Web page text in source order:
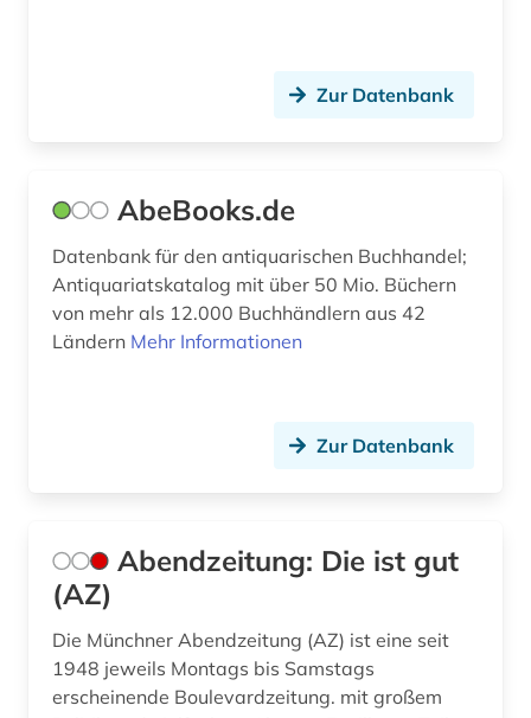
betriebsdaten (1)
betriebsrat (1)
betriebswirtschaftslehre (2)
bevölkerungsentwicklung (1)
Zur Datenbank
AbeBooks.de
Datenbank für den antiquarischen Buchhandel;
Antiquariatskatalog mit über 50 Mio. Büchern
von mehr als 12.000 Buchhändlern aus 42
Ländern Mehr Informationen
Zur Datenbank
Abendzeitung: Die ist gut
(AZ)
Die Münchner Abendzeitung (AZ) ist eine seit
1948 jeweils Montags bis Samstags
erscheinende Boulevardzeitung. mit großem